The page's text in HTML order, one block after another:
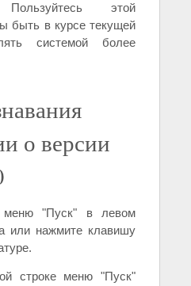
этой
быть в курсе текущей
системой более
о версии
меню "Пуск" в левом
или нажмите клавишу
строке меню "Пуск"